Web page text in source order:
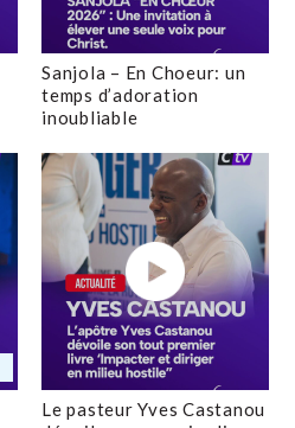
Sanjola – En Choeur: un
temps d’adoration
inoubliable
Le pasteur Yves Castanou